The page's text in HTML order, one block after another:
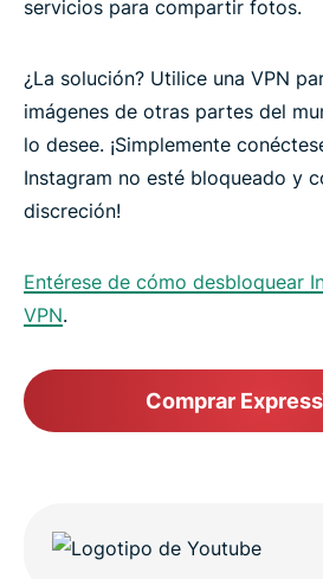
servicios para compartir fotos.
¿La solución? Utilice una VPN
imágenes de otras partes del
lo desee. ¡Simplemente
Instagram no esté bloqueado y
discreción!
Entérese de cómo desbloquear
VPN.
Comprar